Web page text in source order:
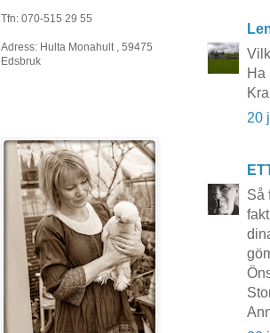
Ha
20
Så
Tfn: 070-515 29 55
Adress: Hulta Monahult , 59475
Edsbruk